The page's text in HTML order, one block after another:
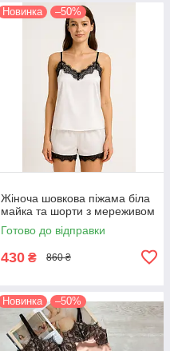
Новинка –50%
Жіноча шовкова піжама біла
майка та шорти з мереживом
Готово до відправки
430 ₴ 860 ₴
Новинка –50%